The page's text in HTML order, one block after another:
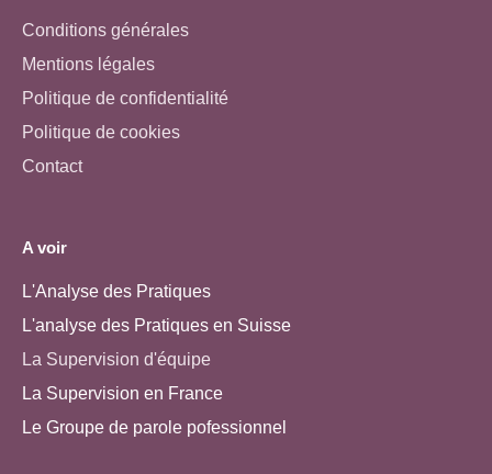
Conditions générales
Mentions légales
Politique de confidentialité
Politique de cookies
Contact
A voir
L'Analyse des Pratiques
L'analyse des Pratiques en Suisse
La Supervision d'équipe
La Supervision en France
Le Groupe de parole pofessionnel